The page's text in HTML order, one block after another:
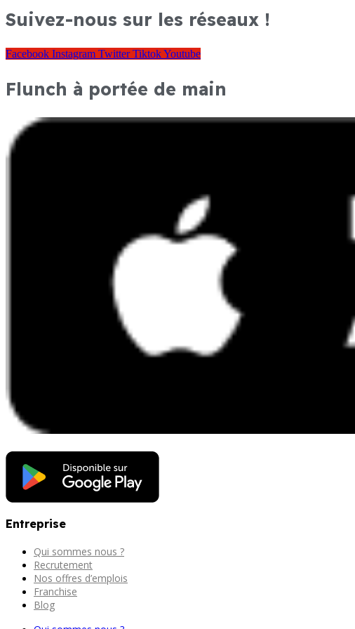
Suivez-nous sur les réseaux !
Facebook Instagram Twitter TiktokYoutube
Flunch à portée de main
Entreprise
Qui sommes nous ?
Recrutement
Nos offres d’emplois
Franchise
Blog